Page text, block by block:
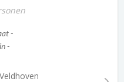
-
-
Veldhoven